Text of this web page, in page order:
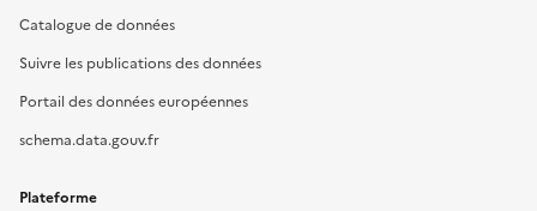
Catalogue de données
Suivre les publications des données
Portail des données européennes
schema.data.gouv.fr
Plateforme